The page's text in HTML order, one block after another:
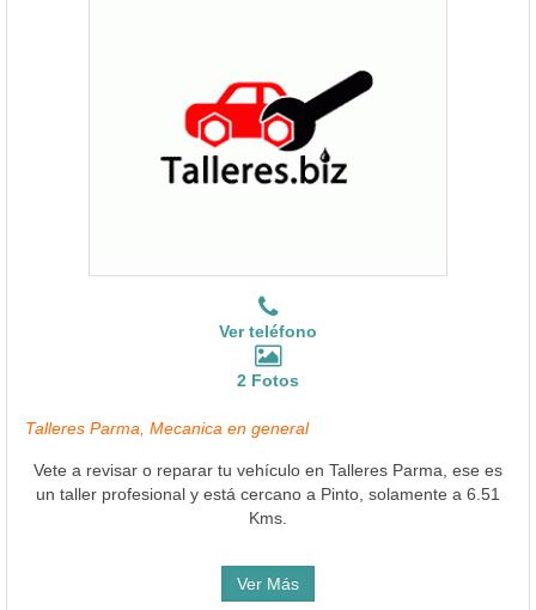
Ver teléfono
2 Fotos
Talleres Parma, Mecanica en general
Vete a revisar o reparar tu vehículo en Talleres Parma, ese es
un taller profesional y está cercano a Pinto, solamente a 6.51
Kms.
Ver Más